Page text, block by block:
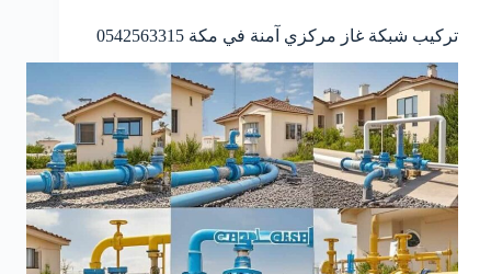
تركيب شبكة غاز مركزي آمنة في مكة 0542563315